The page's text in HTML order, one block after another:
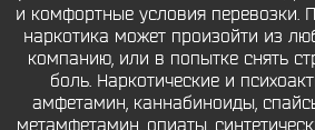
и комфортные условия перевозки.
наркотика может произойти из
компанию, или в попытке снять
боль. Наркотические и
амфетамин, каннабиноиды,
метамфетамин, опиаты,